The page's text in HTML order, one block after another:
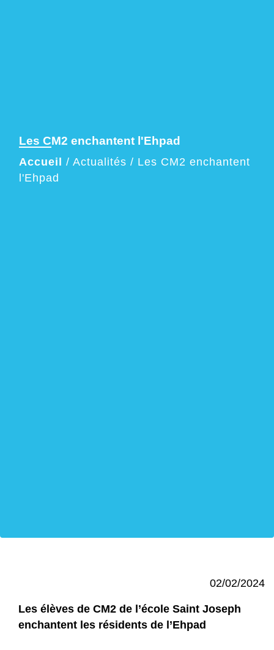
Les CM2 enchantent l'Ehpad
Accueil / Actualités / Les CM2 enchantent
l'Ehpad
02/02/2024
Les élèves de CM2 de l’école Saint Joseph
enchantent les résidents de l’Ehpad